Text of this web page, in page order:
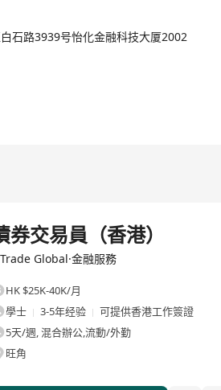
出具日，母公司已自主研发并获得语义
市场的业务拓展。
金等各类金融机构建立了稳定的合作关
覆盖全业务流程的标准化管理体系，本
信息安全管理体系、ISO27018公有
内金融行业最高级别的信息安全要求。
）条例》《银行业（保密）规则》等当
或本地服务器部署，所有客户数据均在
顾虑。
石路3939号怡化金融科技大厦2002
券交易員（香港）
Global·金融服務
HK $25K-40K/月
學士
3-5年经验
可提供香港工作簽證
5天/週, 混合辦公,流動/外勤
旺角